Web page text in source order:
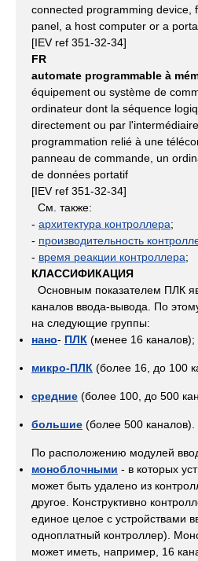
connected programming device,
panel, a host computer or a
[IEV ref 351-32-34]
FR
automate programmable à
équipement ou système de
ordinateur dont la séquence
directement ou par
programmation relié à une
panneau de commande, un
de données portatif
[IEV ref 351-32-34]
См. также:
- архитектура контроллера;
- производительность
- время реакции контроллера;
КЛАССИФИКАЦИЯ
Основным показателем ПЛК
каналов ввода-вывода. По
на следующие группы:
нано- ПЛК (менее 16 каналов);
микро-ПЛК (более 16, до 100
средние (более 100, до 500
большие (более 500 каналов).
По расположению модулей
моноблочными - в которых
может быть удалено из
другое. Конструктивно
единое целое с устройствами
одноплатный контроллер).
может иметь, например, 16